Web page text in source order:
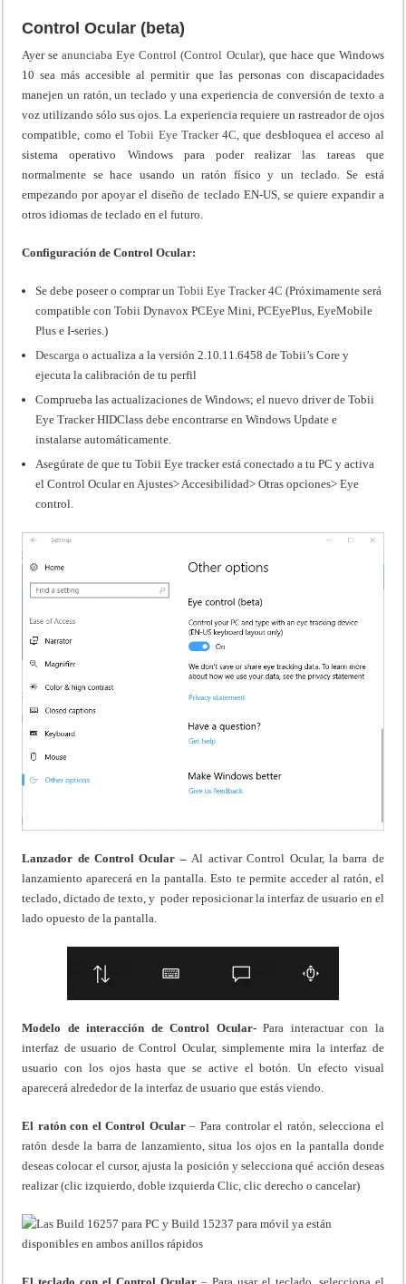
Control Ocular (beta)
Ayer seanunciaba Eye Control (Control Ocular), que hace que Windows
10 sea más accesible al permitir que las personas con discapacidades
manejen un ratón, un teclado y una experiencia de conversión de texto a
voz utilizando sólo sus ojos. La experiencia requiere un rastreador de ojos
compatible, como elTobii Eye Tracker 4C, que desbloquea el acceso al
sistema operativo Windows para poder realizar las tareas que
normalmente se hace usando un ratón físico y un teclado. Se está
empezando por apoyar el diseño de teclado EN-US, se quiere expandir a
otros idiomas de teclado en el futuro.
Configuración de Control Ocular:
Se debe poseer o comprar unTobii Eye Tracker 4C (Próximamente será
compatible con Tobii Dynavox PCEye Mini, PCEyePlus, EyeMobile
Plus e I-series.)
Descarga o actualiza a la versión 2.10.11.6458 de Tobii’s Core y
ejecuta la calibración de tu perfil
Comprueba las actualizaciones de Windows; el nuevo driver de Tobii
Eye Tracker HIDClass debe encontrarse en Windows Update e
instalarse automáticamente.
Asegúrate de que tu Tobii Eye tracker está conectado a tu PC y activa
el Control Ocular en Ajustes> Accesibilidad> Otras opciones> Eye
control.
Lanzador de Control Ocular –Al activar Control Ocular, la barra de
lanzamiento aparecerá en la pantalla. Esto te permite acceder al ratón, el
teclado, dictado de texto, y poder reposicionar la interfaz de usuario en el
lado opuesto de la pantalla.
Modelo de interacción de Control Ocular-Para interactuar con la
interfaz de usuario de Control Ocular, simplemente mira la interfaz de
usuario con los ojos hasta que se active el botón. Un efecto visual
aparecerá alrededor de la interfaz de usuario que estás viendo.
El ratón con el Control Ocular– Para controlar el ratón, selecciona el
ratón desde la barra de lanzamiento, situa los ojos en la pantalla donde
deseas colocar el cursor, ajusta la posición y selecciona qué acción deseas
realizar (clic izquierdo, doble izquierda Clic, clic derecho o cancelar)